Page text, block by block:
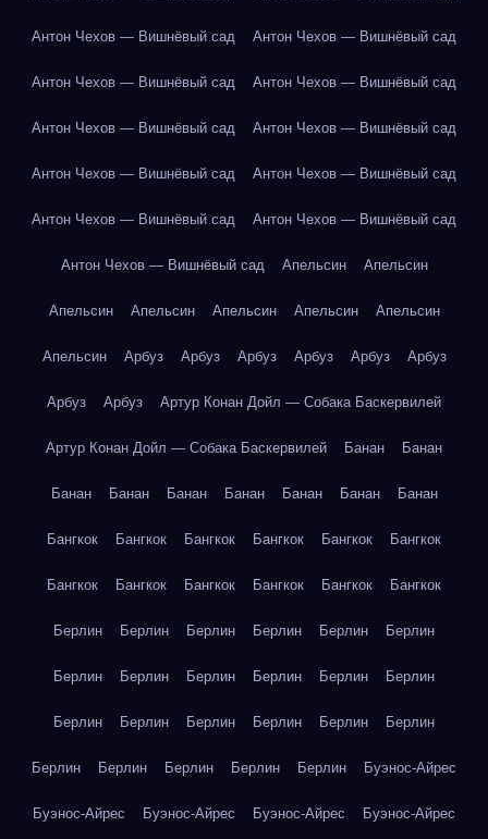
Антон Чехов — Вишнёвый сад Антон Чехов — Вишнёвый сад
Антон Чехов — Вишнёвый сад Антон Чехов — Вишнёвый сад
Антон Чехов — Вишнёвый сад Антон Чехов — Вишнёвый сад
Антон Чехов — Вишнёвый сад Антон Чехов — Вишнёвый сад
Антон Чехов — Вишнёвый сад Антон Чехов — Вишнёвый сад
Антон Чехов — Вишнёвый сад Апельсин Апельсин
Апельсин Апельсин Апельсин Апельсин Апельсин
Апельсин Арбуз Арбуз Арбуз Арбуз Арбуз Арбуз
Арбуз Арбуз Артур Конан Дойл — Собака Баскервилей
Артур Конан Дойл — Собака Баскервилей Банан Банан
Банан Банан Банан Банан Банан Банан Банан
Бангкок Бангкок Бангкок Бангкок Бангкок Бангкок
Бангкок Бангкок Бангкок Бангкок Бангкок Бангкок
Берлин Берлин Берлин Берлин Берлин Берлин
Берлин Берлин Берлин Берлин Берлин Берлин
Берлин Берлин Берлин Берлин Берлин Берлин
Берлин Берлин Берлин Берлин Берлин Буэнос-Айрес
Буэнос-Айрес Буэнос-Айрес Буэнос-Айрес Буэнос-Айрес